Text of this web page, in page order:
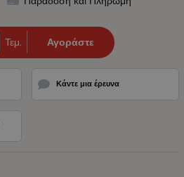
Τεμ. Αγοράστε
Κάντε μια έρευνα